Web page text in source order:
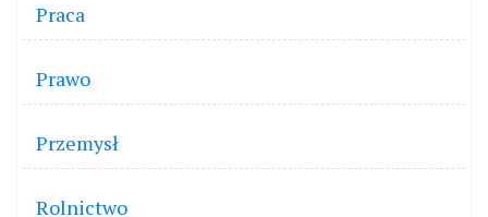
Praca
Prawo
Przemysł
Rolnictwo